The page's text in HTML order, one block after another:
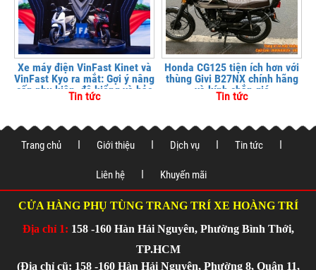
Xe máy điện VinFast Kinet và
VinFast Kyo ra mắt: Gợi ý nâng
cấp phụ kiện, độ kiểng và bảo
vệ xe tại
Tin tức
Honda CG125 tiện ích hơn với
thùng Givi B27NX chính hãng
và kính chắn gió
Tin tức
Trang chủ Giới thiệu Dịch vụ Tin tức
Liên hệ Khuyến mãi
CỬA HÀNG PHỤ TÙNG TRANG TRÍ XE HOÀNG TRÍ
Địa chỉ 1: 158 -160 Hàn Hải Nguyên, Phường Bình Thới,
TP.HCM
(Địa chỉ cũ: 158 -160 Hàn Hải Nguyên, Phường 8, Quận 11,